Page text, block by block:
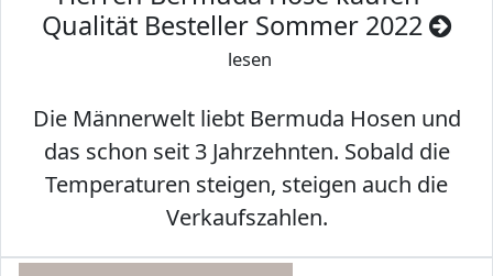
Qualität Besteller Sommer 2022
lesen
Die Männerwelt liebt Bermuda Hosen und
das schon seit 3 Jahrzehnten. Sobald die
Temperaturen steigen, steigen auch die
Verkaufszahlen.